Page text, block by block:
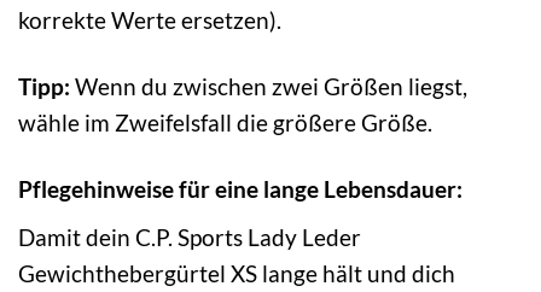
korrekte Werte ersetzen).
Tipp: Wenn du zwischen zwei Größen liegst,
wähle im Zweifelsfall die größere Größe.
Pflegehinweise für eine lange Lebensdauer:
Damit dein C.P. Sports Lady Leder
Gewichthebergürtel XS lange hält und dich